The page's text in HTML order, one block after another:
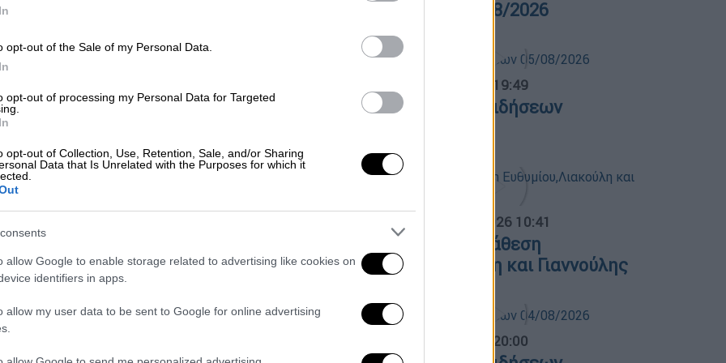
opt-out of the Sale of my Personal Data.
opt-out of processing my Personal Data for Targeted
opt-out of Collection, Use, Retention, Sale, and/or Sharing
Data that Is Unrelated with the Purposes for which it
allow Google to enable storage related to advertising like cookies on
identifiers in apps.
allow my user data to be sent to Google for online advertising
Δημόσιο: Ποιοι δικαιούνται
Ποια είναι τα κριτήρια και η
Οικονομία|19.07.2026 02:00
σύνταξη - Τι ισχύει με βάση τη νέα
Ώρα Ελλάδος 05/08/2026
05.08.2026 19:49
Κεντρικό δελτίο ειδήσεων
05.08.2026 10:41
Πολιτική αντιπαράθεση
Ευθυμίου,Λιακούλη και Γιαννούλης
04.08.2026 20:00